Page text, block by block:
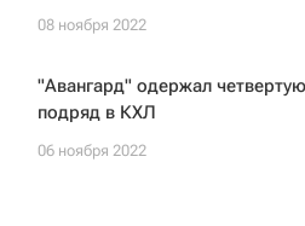
08 ноября 2022
"Авангард" одержал
подряд в КХЛ
06 ноября 2022